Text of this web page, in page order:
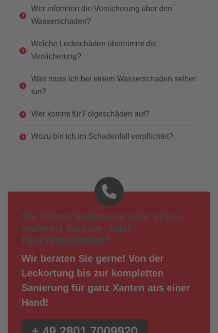
Wer informiert die Versicherung über den
Wasserschaden?
Welche Leckschäden übernimmt die
Versicherung?
Was muss ich bei einem Wasserschaden selber
tun?
Wer kommt für Folgeschäden auf?
Wozu bin ich im Schadenfall verpflichtet?
Sie haben Schimmel oder einen
anderen Wasser- oder
Feuchteschaden?
Wir beraten Sie gerne! Von der
Leckortung bis zur kompletten
Sanierung für ganz Xanten aus einer
Hand!